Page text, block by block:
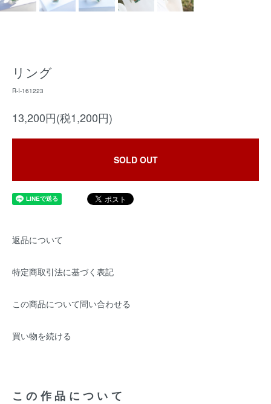
リング
R-I-161223
13,200円(税1,200円)
SOLD OUT
返品について
特定商取引法に基づく表記
この商品について問い合わせる
買い物を続ける
この作品について